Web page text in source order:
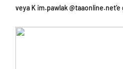
veya K im.pawlak